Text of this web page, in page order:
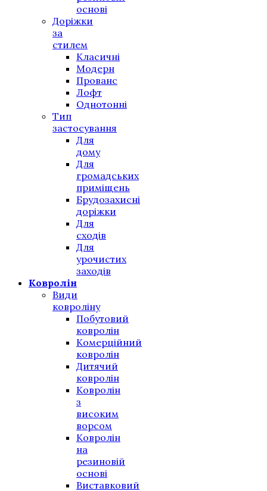
основі
Доріжки
за
стилем
Класичні
Модерн
Прованс
Лофт
Однотонні
Тип
застосування
Для
дому
Для
громадських
приміщень
Брудозахисні
доріжки
Для
сходів
Для
урочистих
заходів
Ковролін
Види
ковроліну
Побутовий
ковролін
Комерційний
ковролін
Дитячий
ковролін
Ковролін
з
високим
ворсом
Ковролін
на
резиновій
основі
Виставковий